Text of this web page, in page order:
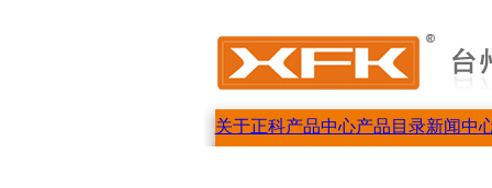
关于正科产品中心产品目录新闻中